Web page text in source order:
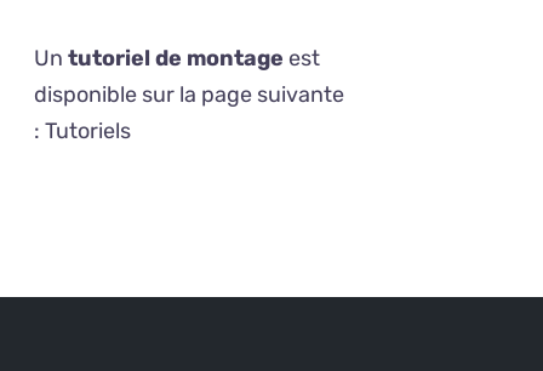
Untutoriel de montage est
disponible sur la page suivante
:Tutoriels